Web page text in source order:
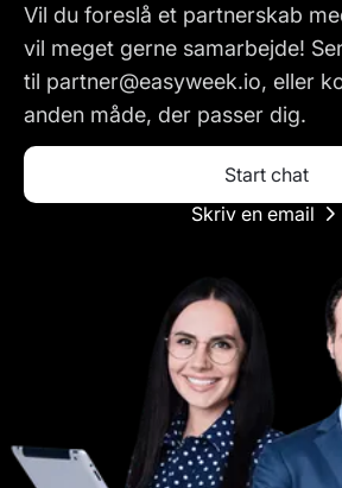
Vil du foreslå et partnerskab
vil meget gerne samarbejde!
til partner@easyweek.io, eller
anden måde, der passer dig.
Start chat
Skriv en email